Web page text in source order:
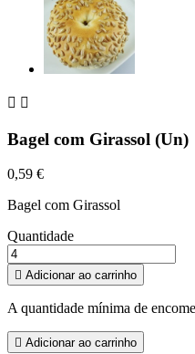
 
Bagel com Girassol (Un)
0,59 €
Bagel com Girassol
Quantidade
 Adicionar ao carrinho
A quantidade mínima de
 Adicionar ao carrinho